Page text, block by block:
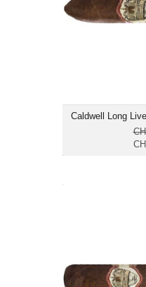
Caldwell Long